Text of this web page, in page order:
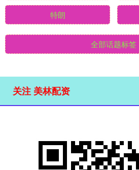
特朗
全部话题标签
关注 美林配资